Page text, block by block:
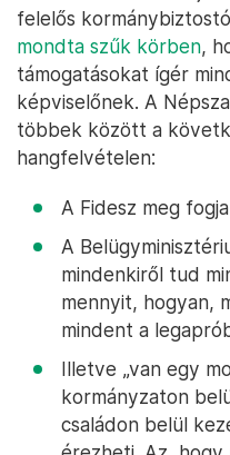
felelős
mondta szűk körben,
támogatásokat ígér
képviselőnek. A
többek között a
hangfelvételen:
A Fidesz meg
A
mindenkiről tud
mennyit, hogyan,
mindent a
Illetve „van egy
kormányzaton
családon belül